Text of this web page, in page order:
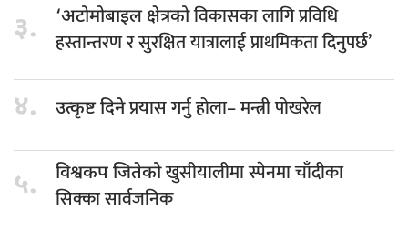
३. ‘अटोमोबाइल क्षेत्रकोविकासका लागि प्रविधि
हस्तान्तरण र सुरक्षित यात्रालाई प्राथमिकता दिनुपर्छ’
४. उत्कृष्ट दिनेप्रयास गर्नु होला– मन्त्री पोखरेल
५. विश्वकप जितेकोखुसीयालीमा स्पेनमा चाँदीका
सिक्का सार्वजनिक